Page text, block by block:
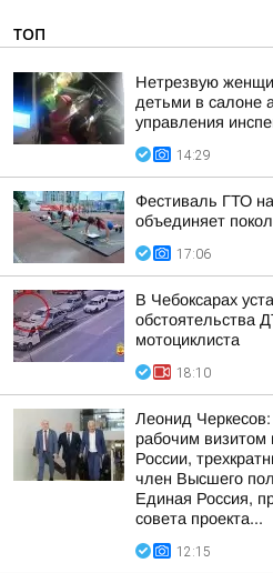
ТОП
Нетрезвую
детьми в салоне
управления
14:29
Фестиваль ГТО
объединяет
17:06
В Чебоксарах
обстоятельства
мотоциклиста
18:10
Леонид
рабочим
России,
член Высшего
Единая Россия,
совета проекта...
12:15